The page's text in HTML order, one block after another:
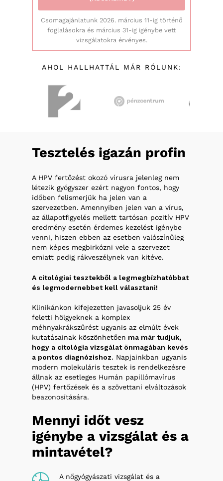
Csomagajánlatunk 2026. március 11-ig történő
foglalásokra és március 31-ig igénybe vett
vizsgálatokra érvényes.
AHOL HALLHATTÁL MÁR RÓLUNK:
Tesztelés igazán profin
A HPV fertőzést okozó vírusra jelenleg nem
létezik gyógyszer ezért nagyon fontos, hogy
időben felismerjük ha jelen van a
szervezetben. Amennyiben jelen van a vírus,
az állapotfigyelés mellett tartósan pozitív HPV
eredmény esetén érdemes kezelést igénybe
venni, hiszen ebben az esetben valószínűleg
nem képes megbirkózni vele a szervezet
emiatt pedig rákveszélynek van kitéve.
A citológiai tesztekből a legmegbízhatóbbat
és legmodernebbet kell választani!
Klinikánkon kifejezetten javasoljuk 25 év
feletti hölgyeknek a komplex
méhnyakrákszűrést ugyanis az elmúlt évek
kutatásainak köszönhetően ma már tudjuk,
hogy a citológia vizsgálat önmagában kevés
a pontos diagnózishoz. Napjainkban ugyanis
modern molekuláris tesztek is rendelkezésre
állnak az esetleges Humán papillómavírus
(HPV) fertőzések és a szövettani elváltozások
beazonosítására.
Mennyi időt vesz
igénybe a vizsgálat és a
mintavétel?
A nőgyógyászati vizsgálat és a